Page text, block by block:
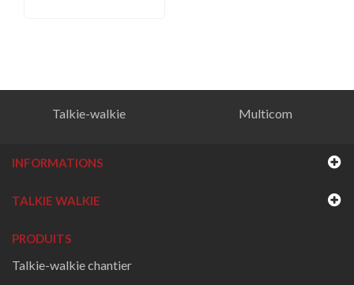
Talkie-walkie Multicom
INFORMATIONS
TALKIE WALKIE
PRODUITS
Talkie-walkie chantier